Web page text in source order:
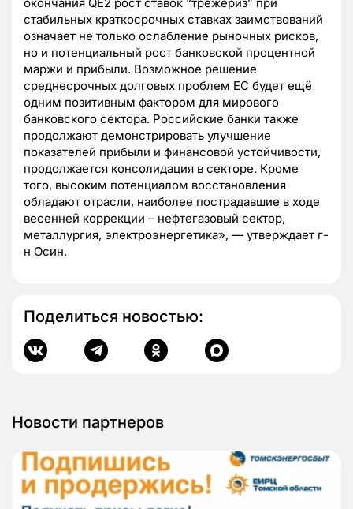
окончания QE2 рост ставок “трежериз” при
стабильных краткосрочных ставках заимствований
означает не только ослабление рыночных рисков,
но и потенциальный рост банковской процентной
маржи и прибыли. Возможное решение
среднесрочных долговых проблем ЕС будет ещё
одним позитивным фактором для мирового
банковского сектора. Российские банки также
продолжают демонстрировать улучшение
показателей прибыли и финансовой устойчивости,
продолжается консолидация в секторе. Кроме
того, высоким потенциалом восстановления
обладают отрасли, наиболее пострадавшие в ходе
весенней коррекции – нефтегазовый сектор,
металлургия, электроэнергетика», — утверждает г-
н Осин.
Поделиться новостью:
Новости партнеров